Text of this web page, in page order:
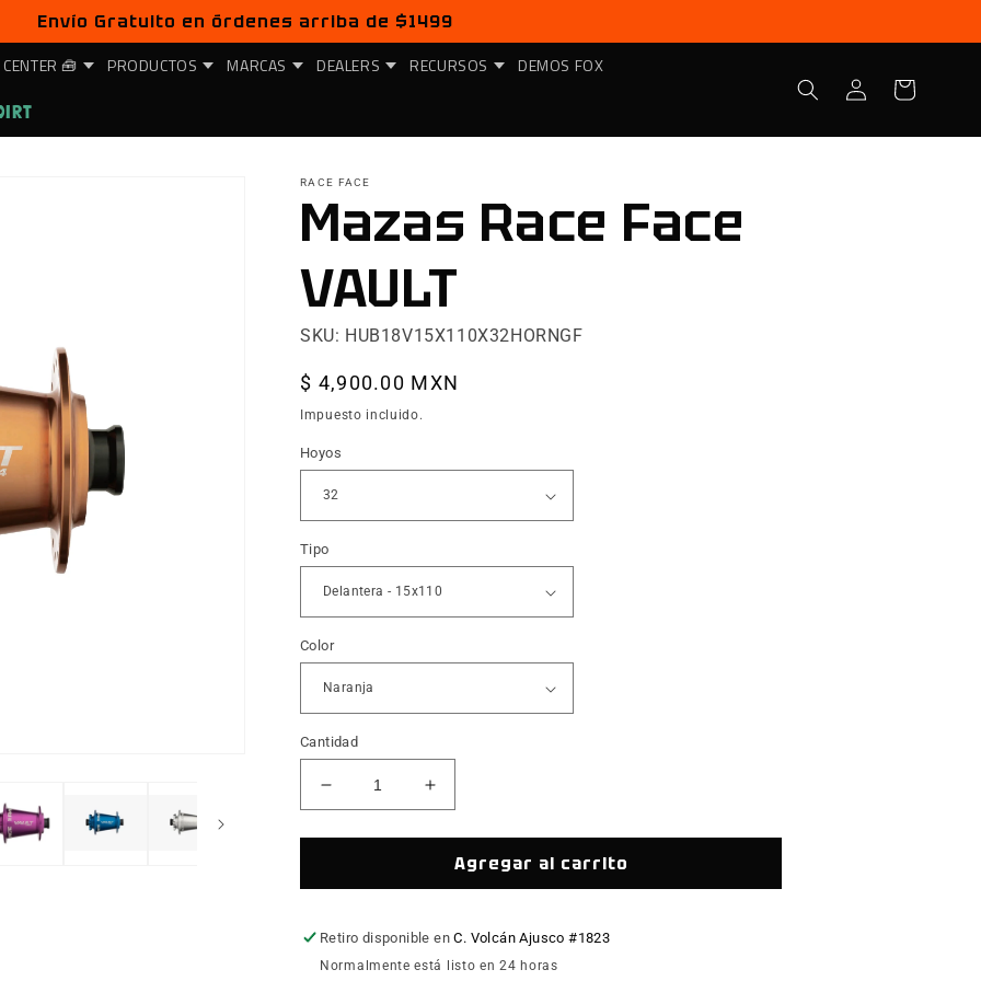
Envío Gratuito en órdenes arriba de $1499
🧰 PRODUCTOS MARCAS DEALERS RECURSOS
DEMOS FOX
Iniciar
sesión
Carrito
RACE FACE
Mazas Race Face
VAULT
SKU: HUB18V15X110X32HORNGF
Precio
habitual
$ 4,900.00 MXN
Impuesto incluido.
Hoyos
Tipo
Color
Cantidad
Reducir
cantidad
para
Race
VAULT
Aumentar
cantidad
para
Mazas
Race
VAULT
Agregar al carrito
Retiro disponible enC. Volcán Ajusco #1823
Normalmente está listo en 24 horas